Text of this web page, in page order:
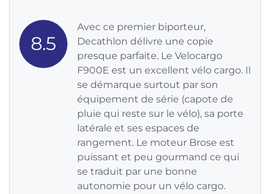
8.5
Avec ce premier biporteur,
Decathlon délivre une copie
presque parfaite. Le Velocargo
F900E est un excellent vélo cargo. Il
se démarque surtout par son
équipement de série (capote de
pluie qui reste sur le vélo), sa porte
latérale et ses espaces de
rangement. Le moteur Brose est
puissant et peu gourmand ce qui
se traduit par une bonne
autonomie pour un vélo cargo.